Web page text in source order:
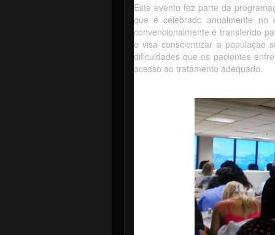
Este evento fez parte da
que é celebrado anualmente
convencionalmente é transferido
e visa conscientizar a população
dificuldades que os pacientes
acesso ao tratamento adequado.